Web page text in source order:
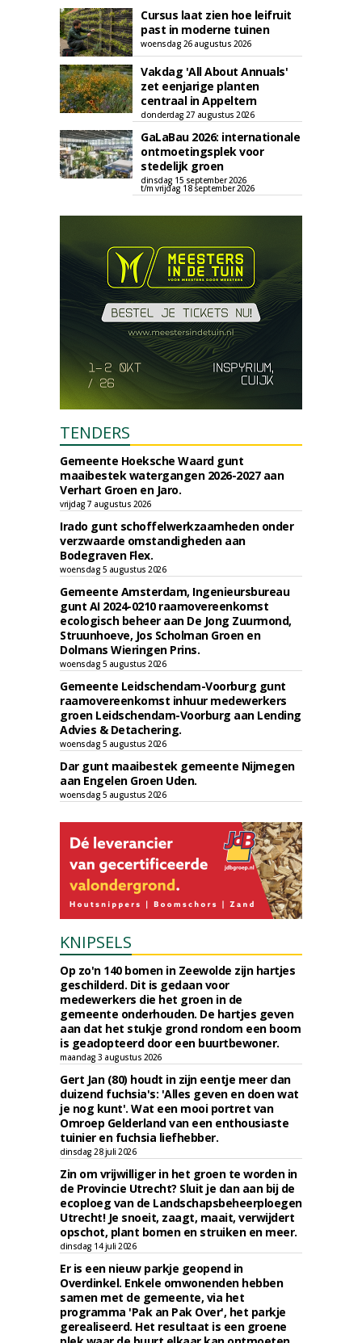
Cursus laat zien hoe leifruit
past in moderne tuinen
woensdag 26 augustus 2026
Vakdag 'All About Annuals'
zet eenjarige planten
centraal in Appeltern
donderdag 27 augustus 2026
GaLaBau 2026: internationale
ontmoetingsplek voor
stedelijk groen
dinsdag 15 september 2026
t/m vrijdag 18 september 2026
TENDERS
Gemeente Hoeksche Waard gunt
maaibestek watergangen 2026-2027 aan
Verhart Groen en Jaro.
vrijdag 7 augustus 2026
Irado gunt schoffelwerkzaamheden onder
verzwaarde omstandigheden aan
Bodegraven Flex.
woensdag 5 augustus 2026
Gemeente Amsterdam, Ingenieursbureau
gunt AI 2024-0210 raamovereenkomst
ecologisch beheer aan De Jong Zuurmond,
Struunhoeve, Jos Scholman Groen en
Dolmans Wieringen Prins.
woensdag 5 augustus 2026
Gemeente Leidschendam-Voorburg gunt
raamovereenkomst inhuur medewerkers
groen Leidschendam-Voorburg aan Lending
Advies & Detachering.
woensdag 5 augustus 2026
Dar gunt maaibestek gemeente Nijmegen
aan Engelen Groen Uden.
woensdag 5 augustus 2026
KNIPSELS
Op zo'n 140 bomen in Zeewolde zijn hartjes
geschilderd. Dit is gedaan voor
medewerkers die het groen in de
gemeente onderhouden. De hartjes geven
aan dat het stukje grond rondom een boom
is geadopteerd door een buurtbewoner.
maandag 3 augustus 2026
Gert Jan (80) houdt in zijn eentje meer dan
duizend fuchsia's: 'Alles geven en doen wat
je nog kunt'. Wat een mooi portret van
Omroep Gelderland van een enthousiaste
tuinier en fuchsia liefhebber.
dinsdag 28 juli 2026
Zin om vrijwilliger in het groen te worden in
de Provincie Utrecht? Sluit je dan aan bij de
ecoploeg van de Landschapsbeheerploegen
Utrecht! Je snoeit, zaagt, maait, verwijdert
opschot, plant bomen en struiken en meer.
dinsdag 14 juli 2026
Er is een nieuw parkje geopend in
Overdinkel. Enkele omwonenden hebben
samen met de gemeente, via het
programma 'Pak an Pak Over', het parkje
gerealiseerd. Het resultaat is een groene